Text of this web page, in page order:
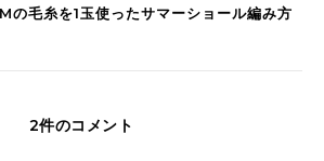
毛糸を1玉使ったサマーショール編み方
2件のコメント